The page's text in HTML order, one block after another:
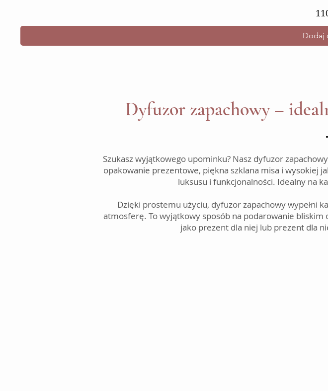
Dodaj
Dyfuzor zapachowy –
Szukasz wyjątkowego upominku? Nasz dyfuzor
opakowanie prezentowe, piękna szklana misa i wysokiej
luksusu i funkcjonalności. Idealny na
Dzięki prostemu użyciu, dyfuzor zapachowy wypełni
atmosferę. To wyjątkowy sposób na podarowanie
jako prezent dla niej lub prezent dla